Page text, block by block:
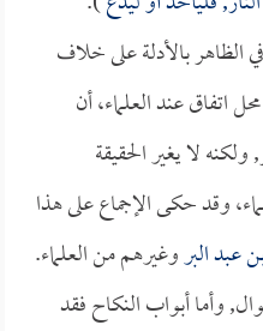
بالأدلة على خلاف
اتفاق عند العلماء، أن
لا يغير الحقيقة
وقد حكى الإجماع على هذا
عبد البروغيرهم من العلماء.
وأما أبواب النكاح فقد